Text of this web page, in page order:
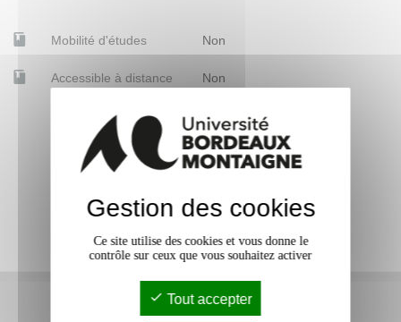
Mobilité d'études Non
Accessible à distance Non
Gestion des cookies
Ce site utilise des cookies et vous donne le
contrôle sur ceux que vous souhaitez activer
Tout accepter